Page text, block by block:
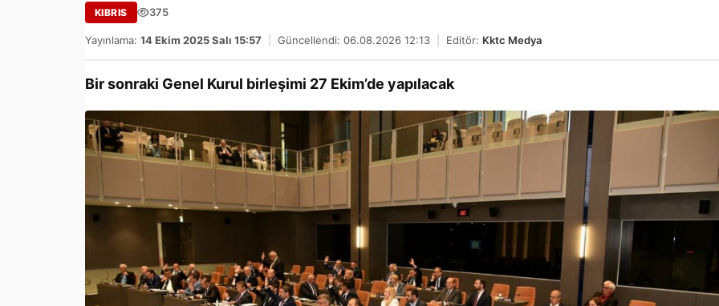
KIBRIS 375
Yayınlama: 14 Ekim 2025 Salı 15:57 Güncellendi: 06.08.2026 12:13 Editör: Kktc Medya
Bir sonraki Genel Kurul birleşimi 27 Ekim’de yapılacak